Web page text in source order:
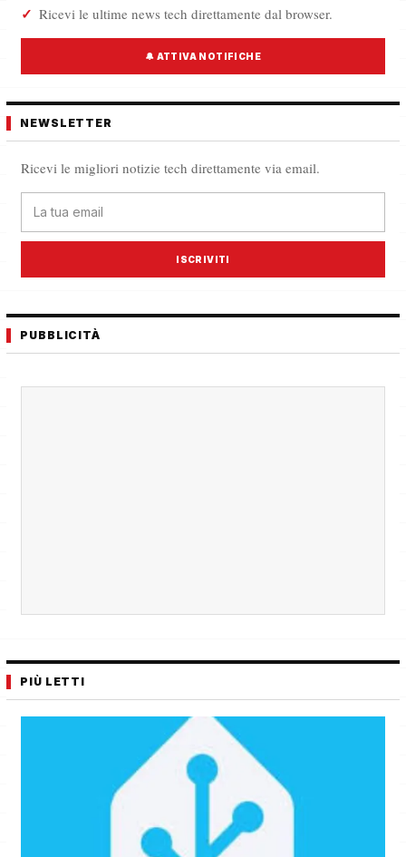
Ricevi le ultime news tech direttamente dal browser.
🔔 ATTIVA NOTIFICHE
NEWSLETTER
Ricevi le migliori notizie tech direttamente via email.
ISCRIVITI
PUBBLICITÀ
PIÙ LETTI